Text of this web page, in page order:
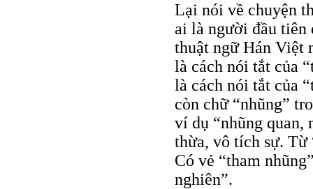
Lại nói về chuyện
ai là người đầu
thuật ngữ Hán Việt
là cách nói tắt của
là cách nói tắt của
còn chữ “nhũng”
ví dụ “nhũng quan,
thừa, vô tích sự. Từ
Có vẻ “tham
nghiên”.